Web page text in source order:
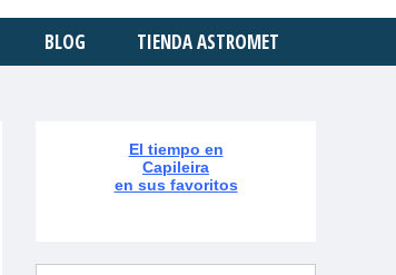
BLOG TIENDA ASTROMET
El tiempo en
Capileira
en sus favoritos